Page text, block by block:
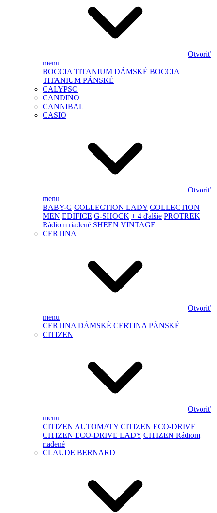
Otvoriť
menu
BOCCIA TITANIUM DÁMSKÉ BOCCIA
TITANIUM PÁNSKÉ
CALYPSO
CANDINO
CANNIBAL
CASIO
Otvoriť
menu
BABY-G COLLECTION LADY COLLECTION
MEN EDIFICE G-SHOCK + 4 ďalšie PROTREK
Rádiom riadené SHEEN VINTAGE
CERTINA
Otvoriť
menu
CERTINA DÁMSKÉ CERTINA PÁNSKÉ
CITIZEN
Otvoriť
menu
CITIZEN AUTOMATY CITIZEN ECO-DRIVE
CITIZEN ECO-DRIVE LADY CITIZEN Rádiom
riadené
CLAUDE BERNARD